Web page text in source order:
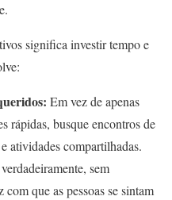
significa investir tempo e
Em vez de apenas
rápidas, busque encontros de
atividades compartilhadas.
sem
que as pessoas se sintam